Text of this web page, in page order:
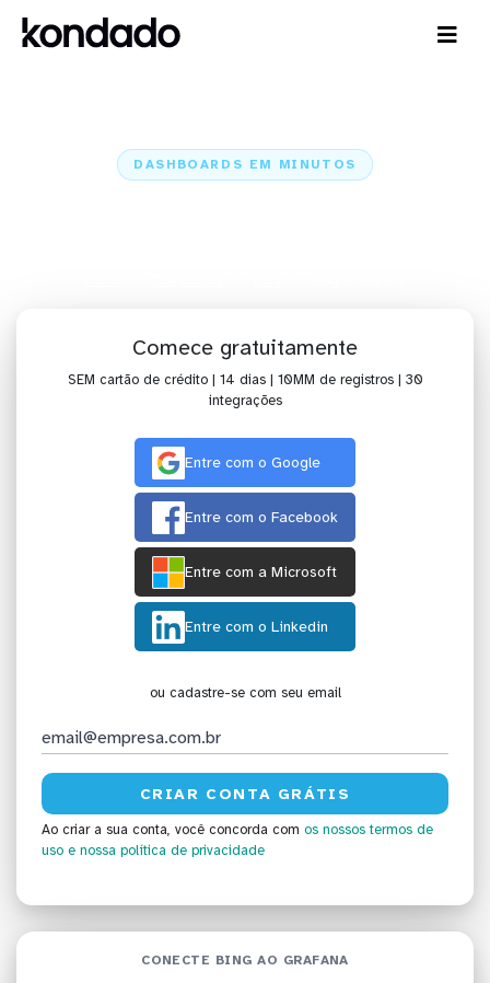
DASHBOARDS EM MINUTOS
Comece gratuitamente
SEM cartão de crédito | 14 dias | 10MM de registros | 30
integrações
Entre com o Google
Entre com o Facebook
Entre com a Microsoft
Entre com o Linkedin
ou cadastre-se com seu email
Ao criar a sua conta, você concorda com os nossos termos de
uso e nossa política de privacidade
CONECTE BING AO GRAFANA